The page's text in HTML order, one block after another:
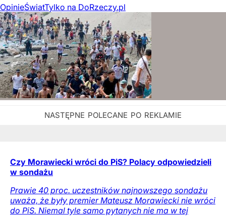
OpinieŚwiatTylko na DoRzeczy.pl
Czy Morawiecki wróci do PiS? Polacy odpowiedzieli
w sondażu
Prawie 40 proc. uczestników najnowszego sondażu
uważa, że były premier Mateusz Morawiecki nie wróci
do PiS. Niemal tyle samo pytanych nie ma w tej